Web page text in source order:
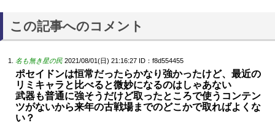
この記事へのコメント
名も無き星の民 2021/08/01(日) 21:16:27 ID：f8d554455
ポセイドンは恒常だったらかなり強かったけど、最近の
リミキャラと比べると微妙になるのはしゃあない
武器も普通に強そうだけど取ったところで使うコンテン
ツがないから来年の古戦場までのどこかで取ればよくな
い？